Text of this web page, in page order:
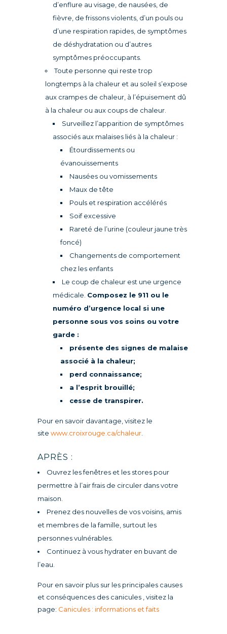
d’enflure au visage, de nausées, de
fièvre, de frissons violents, d’un pouls ou
d’une respiration rapides, de symptômes
de déshydratation ou d’autres
symptômes préoccupants.
Toute personne qui reste trop
longtemps à la chaleur et au soleil s’expose
aux crampes de chaleur, à l’épuisement dû
à la chaleur ou aux coups de chaleur.
Surveillez l’apparition de symptômes
associés aux malaises liés à la chaleur :
Étourdissements ou
évanouissements
Nausées ou vomissements
Maux de tête
Pouls et respiration accélérés
Soif excessive
Rareté de l’urine (couleur jaune très
foncé)
Changements de comportement
chez les enfants
Le coup de chaleur est une urgence
médicale. Composez le 911 ou le
numéro d’urgence local si une
personne sous vos soins ou votre
garde :
présente des signes de malaise
associé à la chaleur;
perd connaissance;
a l’esprit brouillé;
cesse de transpirer.
Pour en savoir davantage, visitez le
site www.croixrouge.ca/chaleur
APRÈS :
Ouvrez les fenêtres et les stores pour
permettre à l’air frais de circuler dans votre
maison.
Prenez des nouvelles de vos voisins, amis
et membres de la famille, surtout les
personnes vulnérables.
Continuez à vous hydrater en buvant de
l’eau.
Pour en savoir plus sur les principales causes
et conséquences des canicules , visitez la
page: Canicules : informations et faits